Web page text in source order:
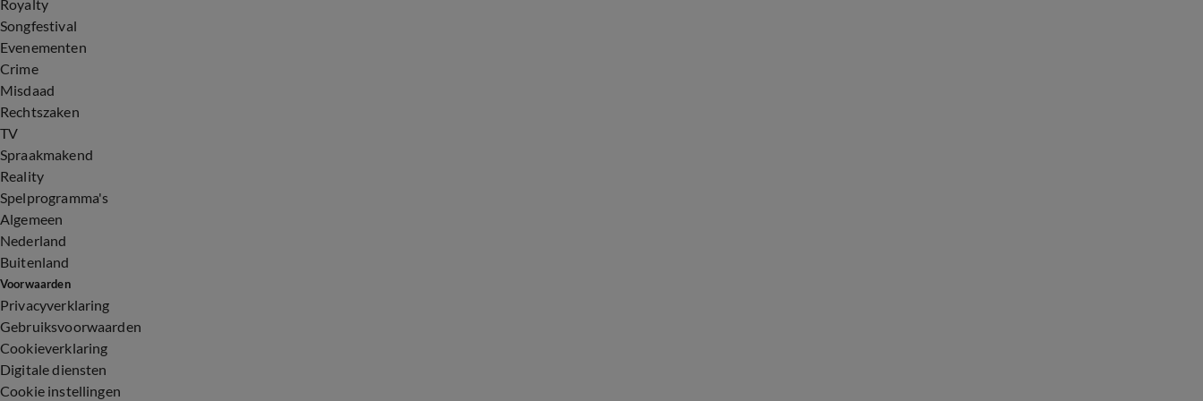
Royalty
Songfestival
Evenementen
Crime
Misdaad
Rechtszaken
TV
Spraakmakend
Reality
Spelprogramma's
Algemeen
Nederland
Buitenland
Voorwaarden
Privacyverklaring
Gebruiksvoorwaarden
Cookieverklaring
Digitale diensten
Cookie instellingen